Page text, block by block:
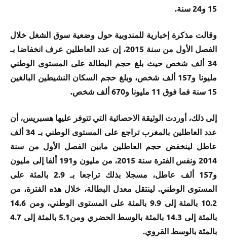
15 و24 سنة.
وقالت مذكرة إخبارية للمندوبية حول وضعية سوق الشغل خلال
الفصل الأول من سنة 2015، إن عدد العاطلين عرف انخفاضا بـ
34 ألف شخص حيث بلغ حجم البطالة على المستوى الوطني
مليونا و157 ألف شخص، وبلغ حجم السكان النشيطين البالغين
15 سنة فما فوق 11 مليونا و670 ألف شخص.
إلى ذلك، أوردت الوثيقة الاحصائية التي تتوفر عليها هسبريس، أن
عدد العاطلين بالمغرب تراجع على المستوى الوطني بـ 34 ألف
عاطل لينخفض حجم العاطلين مابين الفصل الأول من سنة
2014 ونفس الفترة سنة 2015، من مليون و191 ألفا إلى مليون
و157 ألف عاطل، مسجلا بذلك تراجعا بـ 2.9 بالمئة على
المستوى الوطني. لينتقل معدل البطالة، خلال هذه الفترة، من
10.2 بالمئة إلى 9.9 بالمئة على المستوى الوطني، ومن 14.6
بالمئة إلى 14.3 بالمئة بالوسط الحضري ومن5.1 بالمئة إلى 4.7
بالمئة بالوسط القروي.